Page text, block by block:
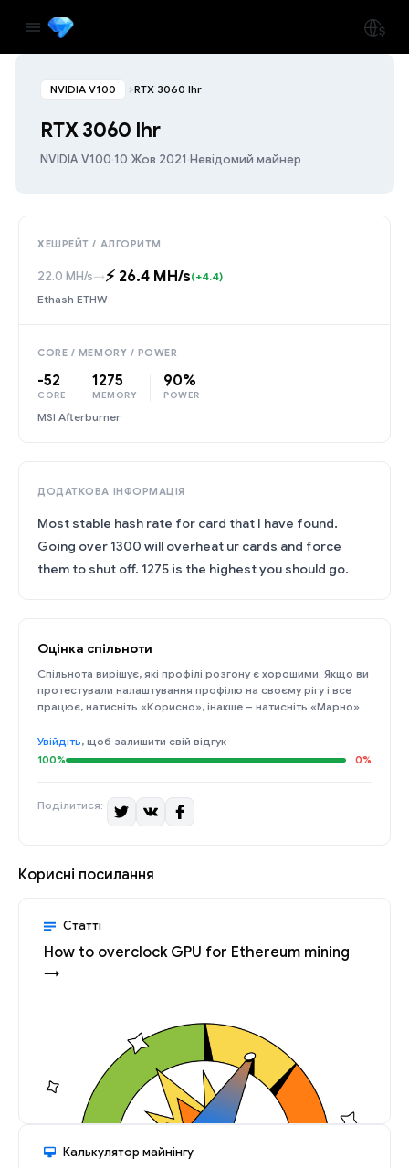
NVIDIA V100 RTX 3060 lhr
RTX 3060 lhr
NVIDIA V100·10 Жов 2021·Невідомий майнер
ХЕШРЕЙТ / АЛГОРИТМ
22.0 MH/s→⚡️ 26.4 MH/s(+4.4)
Ethash ETHW
CORE / MEMORY / POWER
-52
CORE
1275
MEMORY
90%
POWER
MSI Afterburner
ДОДАТКОВА ІНФОРМАЦІЯ
Most stable hash rate for card that I have found.
Going over 1300 will overheat ur cards and force
them to shut off. 1275 is the highest you should go.
Оцінка спільноти
Спільнота вирішує, які профілі розгону є хорошими. Якщо ви
протестували налаштування профілю на своєму рігу і все
працює, натисніть «Корисно», інакше – натисніть «Марно».
Увійдіть, щоб залишити свій відгук
100% 0%
Поділитися:
Корисні посилання
Статті
How to overclock GPU for Ethereum mining
→
Калькулятор майнінгу